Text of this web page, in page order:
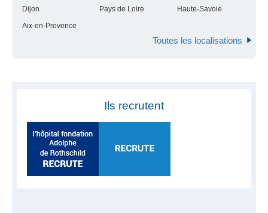
Dijon
Pays de Loire
Haute-Savoie
Aix-en-Provence
Toutes les localisations
Ils recrutent